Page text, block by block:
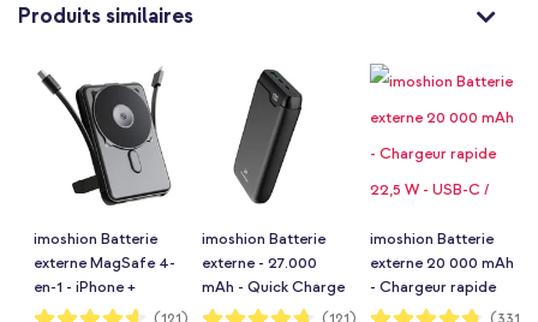
Produits similaires
imoshion Batterie
externe MagSafe 4-
en-1 - iPhone +
Apple Watch - 10
Notation:
imoshion Batterie
externe - 27.000
mAh - Quick Charge
et Power Delivery -
Notation:
imoshion Batterie
externe 20 000 mAh
- Chargeur rapide
22,5 W - USB-C /
Notation: